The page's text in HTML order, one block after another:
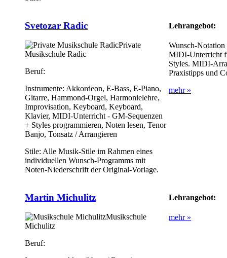
Svetozar Radic
Private
Musikschule Radic
Beruf:
Instrumente: Akkordeon, E-Bass, E-Piano,
Gitarre, Hammond-Orgel, Harmonielehre,
Improvisation, Keyboard, Keyboard,
Klavier, MIDI-Unterricht - GM-Sequenzen
+ Styles programmieren, Noten lesen, Tenor
Banjo, Tonsatz / Arrangieren
Stile: Alle Musik-Stile im Rahmen eines
individuellen Wunsch-Programms mit
Noten-Niederschrift der Original-Vorlage.
Lehrangebot:
Wunsch-
MIDI-Unterricht
Styles. MIDI-
Praxistipps und
mehr »
Martin Michulitz
Musikschule
Michulitz
Beruf:
Lehrangebot:
mehr »